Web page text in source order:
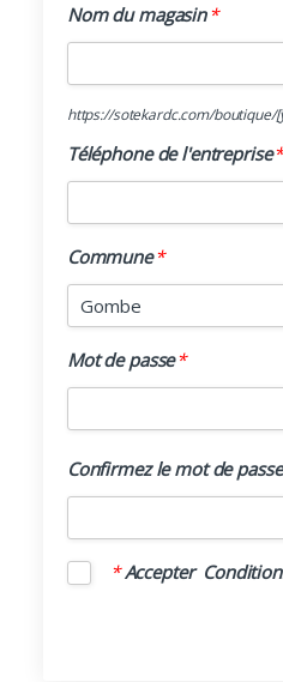
Nom du magasin *
https://sotekardc.com/boutique/
Téléphone de l'entreprise*
Commune*
Mot de passe*
Confirmez le mot de passe
*Accepter